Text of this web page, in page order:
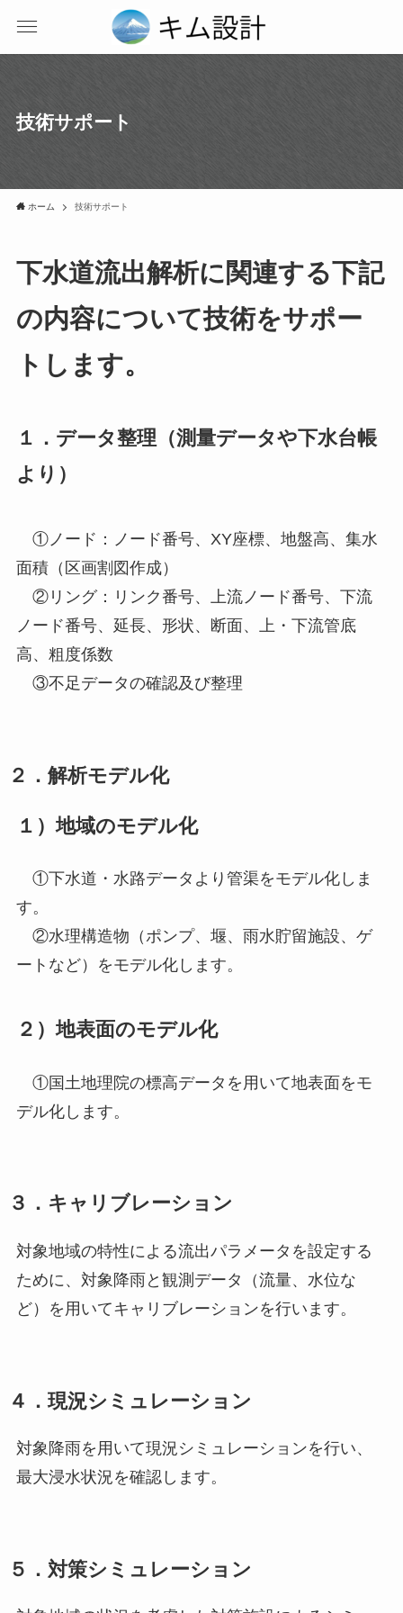
技術サポート
ホーム 技術サポート
下水道流出解析に関連する下記
の内容について技術をサポー
トします。
１．データ整理（測量データや下水台帳
より）
①ノード：ノード番号、XY座標、地盤高、集水
面積（区画割図作成）
②リング：リンク番号、上流ノード番号、下流
ノード番号、延長、形状、断面、上・下流管底
高、粗度係数
③不足データの確認及び整理
２．解析モデル化
１）地域のモデル化
①下水道・水路データより管渠をモデル化しま
す。
②水理構造物（ポンプ、堰、雨水貯留施設、ゲ
ートなど）をモデル化します。
２）地表面のモデル化
①国土地理院の標高データを用いて地表面をモ
デル化します。
３．キャリブレーション
対象地域の特性による流出パラメータを設定する
ために、対象降雨と観測データ（流量、水位な
ど）を用いてキャリブレーションを行います。
４．現況シミュレーション
対象降雨を用いて現況シミュレーションを行い、
最大浸水状況を確認します。
５．対策シミュレーション